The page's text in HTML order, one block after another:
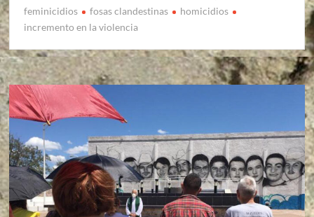
feminicidios
fosas clandestinas
homicidios
incremento en la violencia